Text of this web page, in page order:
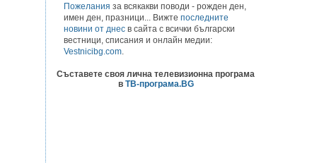
Пожелания за всякакви поводи - рожден ден,
имен ден, празници... Вижте последните
новини от днес в сайта с всички български
вестници, списания и онлайн медии:
Vestnicibg.com.
Съставете своя лична телевизионна програма
в ТВ-програма.BG